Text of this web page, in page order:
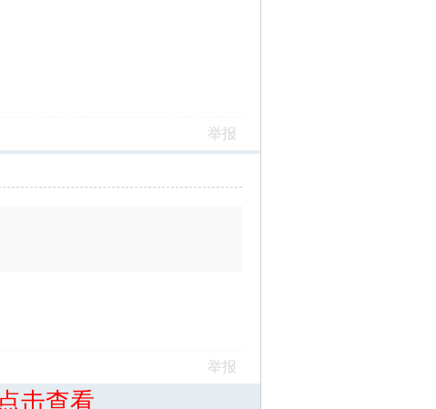
举报
举报
击查看